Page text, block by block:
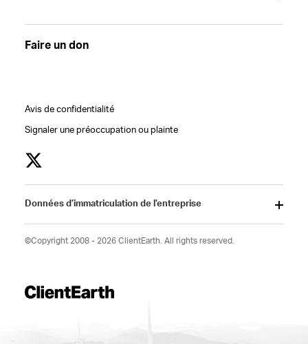
Faire un don
Avis de confidentialité
Signaler une préoccupation ou plainte
Données d’immatriculation de l’entreprise
©Copyright 2008 - 2026 ClientEarth. All rights reserved.